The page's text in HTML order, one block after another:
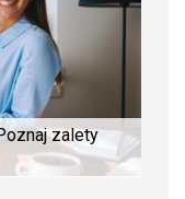
zalety